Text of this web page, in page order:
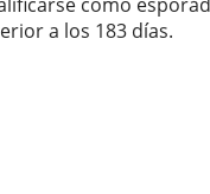
a los 183 días.